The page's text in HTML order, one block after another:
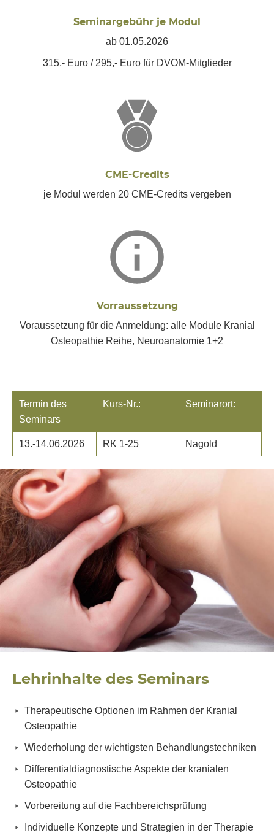
Seminargebühr je Modul
ab 01.05.2026
315,- Euro / 295,- Euro für DVOM-Mitglieder
CME-Credits
je Modul werden 20 CME-Credits vergeben
Vorraussetzung
Voraussetzung für die Anmeldung: alle Module Kranial
Osteopathie Reihe, Neuroanatomie 1+2
Termin des
Seminars
Kurs-Nr.: Seminarort:
13.-14.06.2026 RK 1-25 Nagold
Lehrinhalte des Seminars
Therapeutische Optionen im Rahmen der Kranial
Osteopathie
Wiederholung der wichtigsten Behandlungstechniken
Differentialdiagnostische Aspekte der kranialen
Osteopathie
Vorbereitung auf die Fachbereichsprüfung
Individuelle Konzepte und Strategien in der Therapie